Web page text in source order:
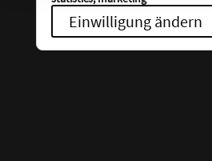
Einwilligung ändern